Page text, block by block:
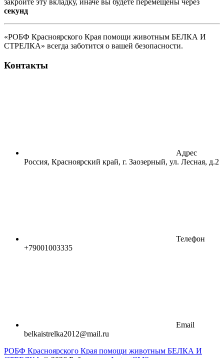
закройте эту вкладку, иначе вы будете перемещены через
секунд
«РОБФ Красноярского Края помощи животным БЕЛКА И
СТРЕЛКА» всегда заботится о вашей безопасности.
Контакты
Адрес
Россия, Красноярский край, г. Заозерный, ул. Лесная, д.2
Телефон
+79001003335
Email
belkaistrelka2012@mail.ru
РОБФ Красноярского Края помощи животным БЕЛКА И